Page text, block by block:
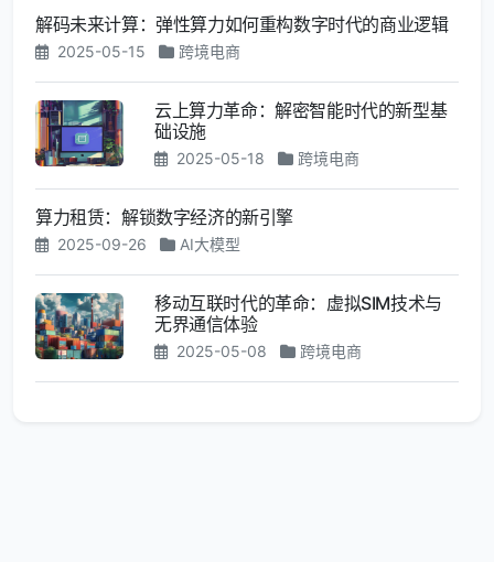
解码未来计算：弹性算力如何重构数字时代的商业逻辑
2025-05-15 跨境电商
云上算力革命：解密智能时代的新型基
础设施
2025-05-18 跨境电商
算力租赁：解锁数字经济的新引擎
2025-09-26 AI大模型
移动互联时代的革命：虚拟SIM技术与
无界通信体验
2025-05-08 跨境电商